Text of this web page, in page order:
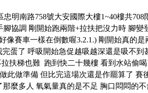
忠明南路758號大安國際大樓1~40樓共708
協調 剛開始跑兩階+拉扶把沒力時 腳變
賽車一樣在倒數喔3.2.1.) 剛開始真的
蛋了 呼吸開始急促越吸越深還是吸不到
扶梯也難 跑到快二十幾樓 看到水站偷
做準備 但比完這場次還是作罷算了 賽
麼多人 氧氣量真的是不足 胸口悶悶的